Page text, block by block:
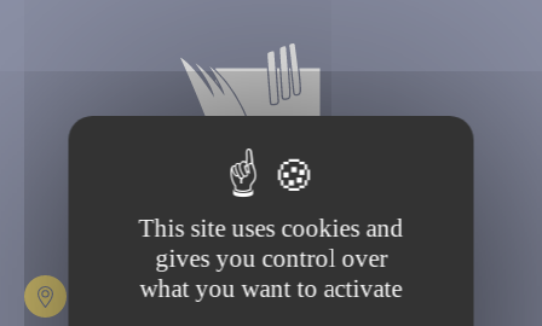
Place Fulbert de Beina
This site uses cookies and
gives you control over
what you want to activate